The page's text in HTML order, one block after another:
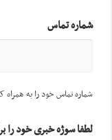
شماره تماس
شماره تماس خود را به همراه
لطفا سوژه خبری خود را